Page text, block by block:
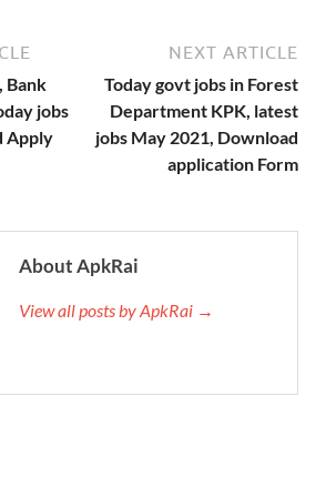
Bank
jobs
Apply
NEXT ARTICLE
Today govt jobs in Forest
Department KPK, latest
jobs May 2021, Download
application Form
About ApkRai
View all posts by ApkRai →